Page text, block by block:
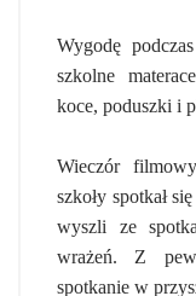
Wygodę
szkolne
koce, poduszki i
Wieczór
szkoły spotkał
wyszli ze
wrażeń. Z
spotkanie w